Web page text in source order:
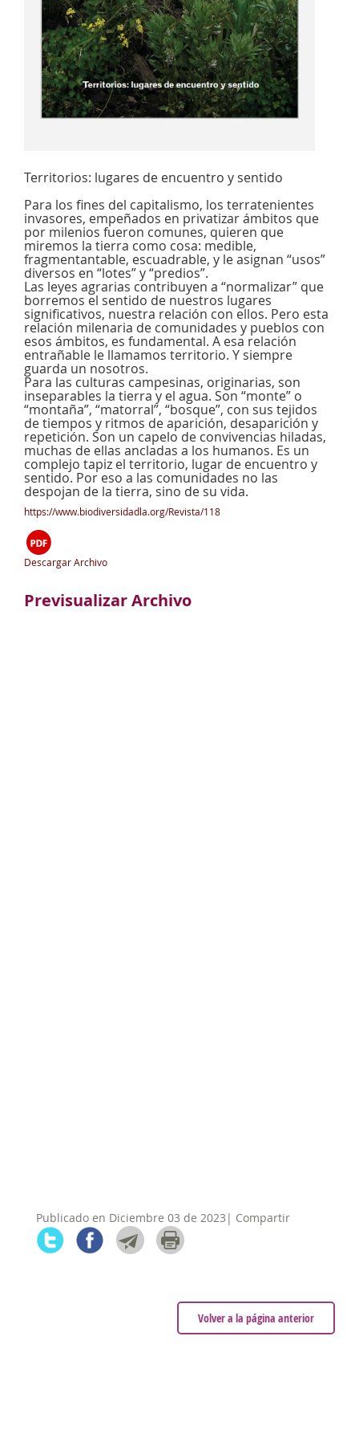
Territorios: lugares de encuentro y sentido
Para los fines del capitalismo, los terratenientes
invasores, empeñados en privatizar ámbitos que
por milenios fueron comunes, quieren que
miremos la tierra como cosa: medible,
fragmentantable, escuadrable, y le asignan “usos”
diversos en “lotes” y “predios”.
Las leyes agrarias contribuyen a “normalizar” que
borremos el sentido de nuestros lugares
significativos, nuestra relación con ellos. Pero esta
relación milenaria de comunidades y pueblos con
esos ámbitos, es fundamental. A esa relación
entrañable le llamamos territorio. Y siempre
guarda un nosotros.
Para las culturas campesinas, originarias, son
inseparables la tierra y el agua. Son “monte” o
“montaña”, “matorral”, “bosque”, con sus tejidos
de tiempos y ritmos de aparición, desaparición y
repetición. Son un capelo de convivencias hiladas,
muchas de ellas ancladas a los humanos. Es un
complejo tapiz el territorio, lugar de encuentro y
sentido. Por eso a las comunidades no las
despojan de la tierra, sino de su vida.
https://www.biodiversidadla.org/Revista/118
Descargar Archivo
Previsualizar Archivo
Publicado en Diciembre 03 de 2023| Compartir
Volver a la página anterior